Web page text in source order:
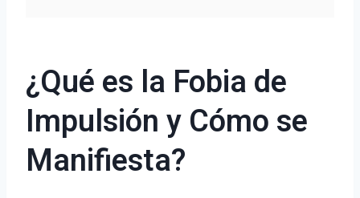
¿Qué es la Fobia de
Impulsión y Cómo se
Manifiesta?